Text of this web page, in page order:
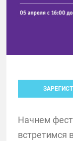
Начнем
встретимся